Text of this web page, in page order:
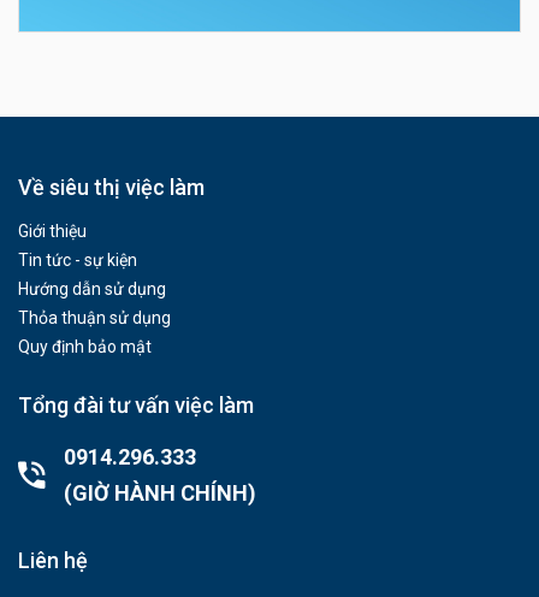
Về siêu thị việc làm
Giới thiệu
Tin tức - sự kiện
Hướng dẫn sử dụng
Thỏa thuận sử dụng
Quy định bảo mật
Tổng đài tư vấn việc làm
0914.296.333
(GIỜ HÀNH CHÍNH)
Liên hệ